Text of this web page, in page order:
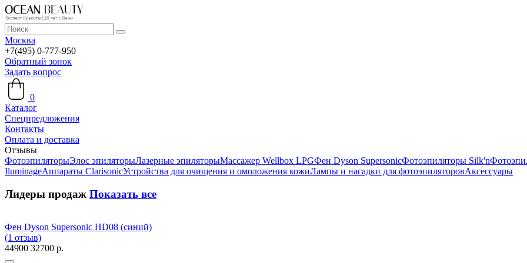
Москва
+7(495) 0-777-950
Обратный зонок
Задать вопрос
0
Каталог
Спецпредложения
Контакты
Оплата и доставка
Отзывы
ФотоэпиляторыЭлос эпиляторыЛазерные эпиляторыМассажер Wellbox LPGФен Dyson SupersonicФотоэпиляторы Silk'n
IluminageАппараты ClarisonicУстройства для очищения и омоложения кожиЛампы и насадки для фотоэпиляторовАксессуары
Лидеры продаж Показать все
Фен Dyson Supersonic HD08 (синий)
(1 отзыв)
44900 32700 р.